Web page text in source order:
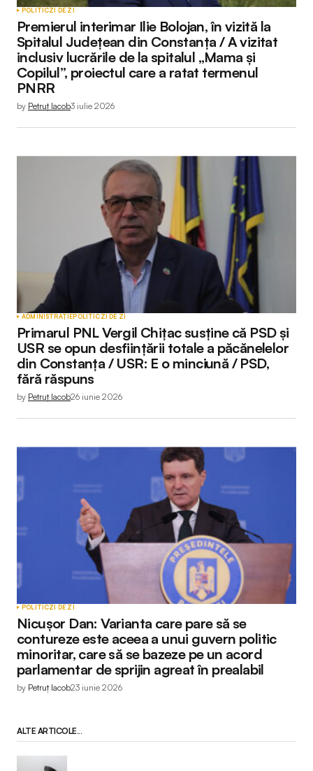
POLITICZI DE ZI
Premierul interimar Ilie Bolojan, în vizită la
Spitalul Județean din Constanța / A vizitat
inclusiv lucrările de la spitalul „Mama și
Copilul”, proiectul care a ratat termenul
PNRR
by Petruț Iacob3 iulie 2026
ADMINISTRAȚIEPOLITICZI DE ZI
Primarul PNL Vergil Chițac susține că PSD și
USR se opun desființării totale a păcănelelor
din Constanța / USR: E o minciună / PSD,
fără răspuns
by Petruț Iacob26 iunie 2026
POLITICZI DE ZI
Nicușor Dan: Varianta care pare să se
contureze este aceea a unui guvern politic
minoritar, care să se bazeze pe un acord
parlamentar de sprijin agreat în prealabil
by Petruț Iacob23 iunie 2026
ALTE ARTICOLE...